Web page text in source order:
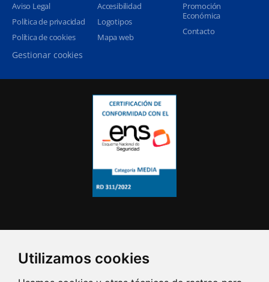
Utilizamos cookies
Aviso Legal
Política de privacidad
Política de cookies
Gestionar cookies
Accesibilidad
Logotipos
Mapa web
Promoción
Económica
Contacto